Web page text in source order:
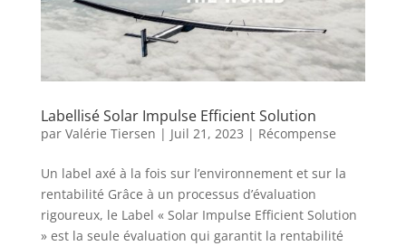
Labellisé Solar Impulse Efficient Solution
par Valérie Tiersen | Juil 21, 2023 | Récompense
Un label axé à la fois sur l’environnement et sur la
rentabilité Grâce à un processus d’évaluation
rigoureux, le Label « Solar Impulse Efficient Solution
» est la seule évaluation qui garantit la rentabilité